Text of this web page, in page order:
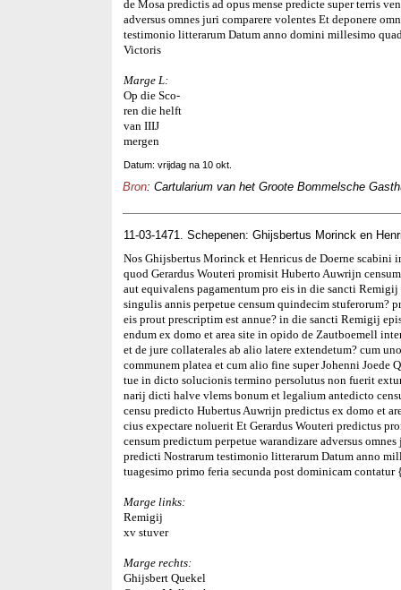
de Mosa predictis ad opus mense predicte super terris
adversus omnes juri comparere volentes Et deponere
testimonio litterarum Datum anno domini millesimo
Victoris
Marge L:
Op die Sco-
ren die helft
van IIIJ
mergen
Datum: vrijdag na 10 okt.
Bron: Cartularium van het Groote Bommelsche
11-03-1471. Schepenen: Ghijsbertus Morinck en
Nos Ghijsbertus Morinck et Henricus de Doerne scabini
quod Gerardus Wouteri promisit Huberto Auwrijn
aut equivalens pagamentum pro eis in die sancti
singulis annis perpetue censum quindecim stuferorum?
eis prout prescriptim est annue? in die sancti Remigij
endum ex domo et area site in opido de Zautboemell
et de jure collaterales ab alio latere extendetum? cum
communem platea et cum alio fine super Johenni Joede
tue in dicto solucionis termino persolutus non fuerit
narij dicti halve vlems bonum et legalium antedicto
censu predicto Hubertus Auwrijn predictus ex domo et
cius expectare noluerit Et Gerardus Wouteri predictus
censum predictum perpetue warandizare adversus
predicti Nostrarum testimonio litterarum Datum anno
tuagesimo primo feria secunda post dominicam contatur
Marge links:
Remigij
xv stuver
Marge rechts:
Ghijsbert Quekel